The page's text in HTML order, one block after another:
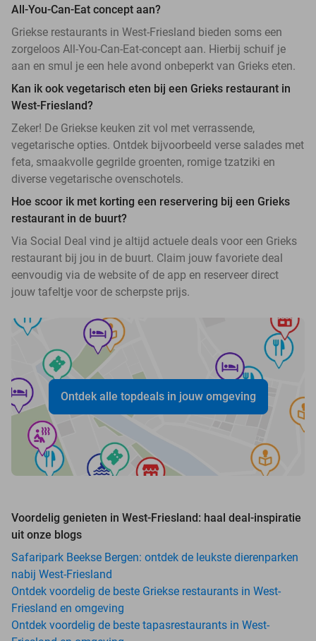
All-You-Can-Eat concept aan?
Griekse restaurants in West-Friesland bieden soms een
zorgeloos All-You-Can-Eat-concept aan. Hierbij schuif je
aan en smul je een hele avond onbeperkt van Grieks eten.
Kan ik ook vegetarisch eten bij een Grieks restaurant in
West-Friesland?
Zeker! De Griekse keuken zit vol met verrassende,
vegetarische opties. Ontdek bijvoorbeeld verse salades met
feta, smaakvolle gegrilde groenten, romige tzatziki en
diverse vegetarische ovenschotels.
Hoe scoor ik met korting een reservering bij een Grieks
restaurant in de buurt?
Via Social Deal vind je altijd actuele deals voor een Grieks
restaurant bij jou in de buurt. Claim jouw favoriete deal
eenvoudig via de website of de app en reserveer direct
jouw tafeltje voor de scherpste prijs.
Ontdek alle topdeals in jouw omgeving
Voordelig genieten in West-Friesland: haal deal-inspiratie
uit onze blogs
Safaripark Beekse Bergen: ontdek de leukste dierenparken
nabij West-Friesland
Ontdek voordelig de beste Griekse restaurants in West-
Friesland en omgeving
Ontdek voordelig de beste tapasrestaurants in West-